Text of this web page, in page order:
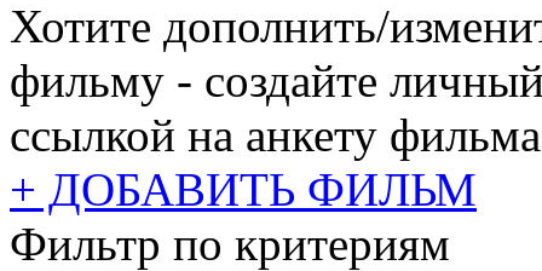
Хотите дополнить/
фильму - создайте
ссылкой на анкету
+ ДОБАВИТЬ ФИЛЬМ
Фильтр по критериям